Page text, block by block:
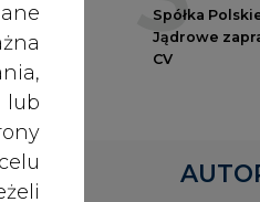
lub
Spółka
Jądrowe
CV